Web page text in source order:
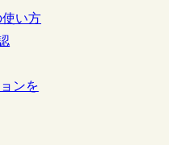
使い方
ンを